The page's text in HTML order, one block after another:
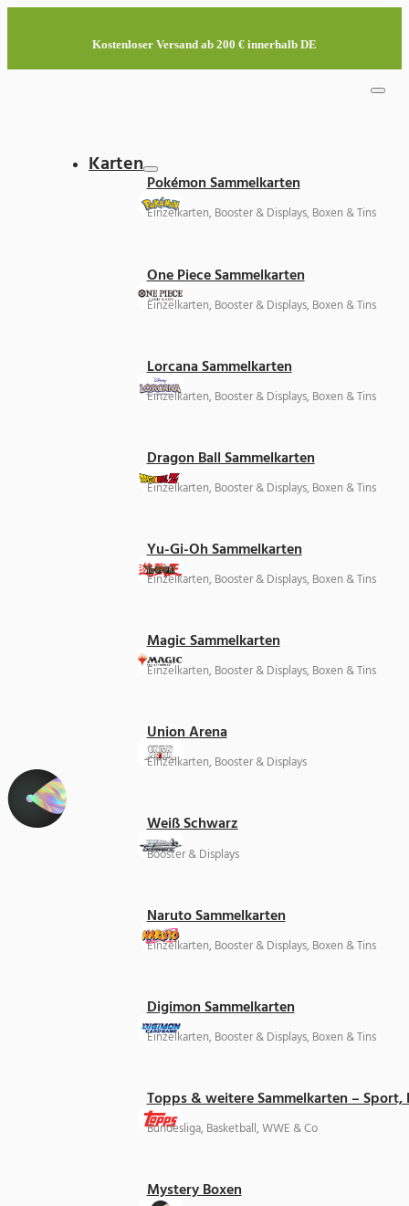
Kostenloser Versand ab 200 € innerhalb DE
Karten
Pokémon Sammelkarten
Einzelkarten, Booster & Displays, Boxen & Tins
One Piece Sammelkarten
Einzelkarten, Booster & Displays, Boxen & Tins
Lorcana Sammelkarten
Einzelkarten, Booster & Displays, Boxen & Tins
Dragon Ball Sammelkarten
Einzelkarten, Booster & Displays, Boxen & Tins
Yu-Gi-Oh Sammelkarten
Einzelkarten, Booster & Displays, Boxen & Tins
Magic Sammelkarten
Einzelkarten, Booster & Displays, Boxen & Tins
Union Arena
Einzelkarten, Booster & Displays
Weiß Schwarz
Booster & Displays
Naruto Sammelkarten
Einzelkarten, Booster & Displays, Boxen & Tins
Digimon Sammelkarten
Einzelkarten, Booster & Displays, Boxen & Tins
Topps & weitere Sammelkarten –
Bundesliga, Basketball, WWE & Co
Mystery Boxen